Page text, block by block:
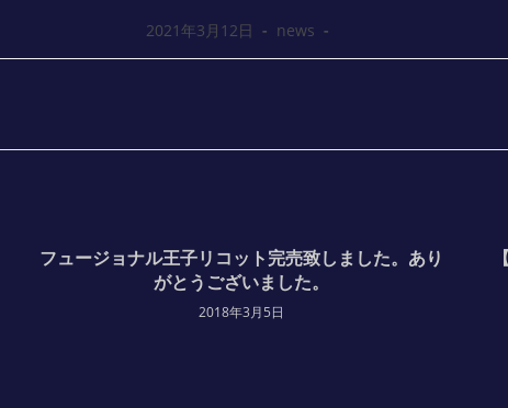
2021年3月12日 news
フュージョナル王子リコット完売致しました。あり
がとうございました。
2018年3月5日